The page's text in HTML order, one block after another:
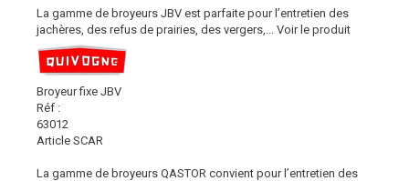
La gamme de broyeurs JBV est parfaite pour l’entretien des
jachères, des refus de prairies, des vergers,...
Voir le produit
Broyeur fixe JBV
Réf :
63012
Article SCAR
La gamme de broyeurs QASTOR convient pour l’entretien des